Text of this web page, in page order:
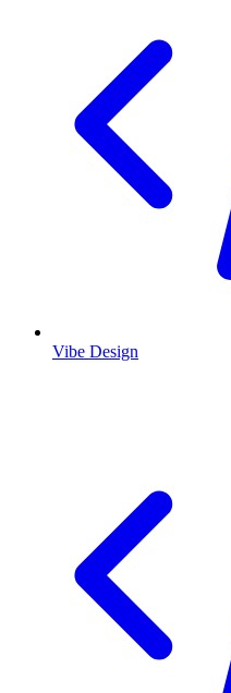
Vibe Design